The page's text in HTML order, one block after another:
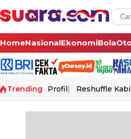
HomeNasionalEkonomiBola
Trending Profil Reshuffle